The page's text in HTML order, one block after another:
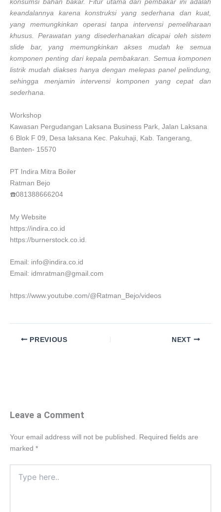
konsumsi bahan bakar. Fitur utama dari pembakar ini adalah
keandalannya karena konstruksi yang sederhana dan kuat,
yang memungkinkan operasi tanpa intervensi pemeliharaan
khusus. Perawatan yang disederhanakan dicapai oleh sistem
slide bar, yang memungkinkan akses mudah ke semua
komponen penting dari kepala pembakaran. Semua komponen
listrik mudah diakses hanya dengan melepas panel pelindung,
sehingga menjamin intervensi komponen yang cepat dan
sederhana.
Workshop
Kawasan Pergudangan Laksana Business Park, Jalan Laksana
6 Blok F 09, Desa laksana Kec. Pakuhaji, Kab. Tangerang,
Banten- 15570
PT Indira Mitra Boiler
Ratman Bejo
☎️081388666204
My Website
https://indira.co.id
https://burnerstock.co.id.
Email: info@indira.co.id
Email: idmratman@gmail.com
https://www.youtube.com/@Ratman_Bejo/videos
PREVIOUS NEXT
Leave a Comment
Your email address will not be published.
Required fields are
marked *
here..